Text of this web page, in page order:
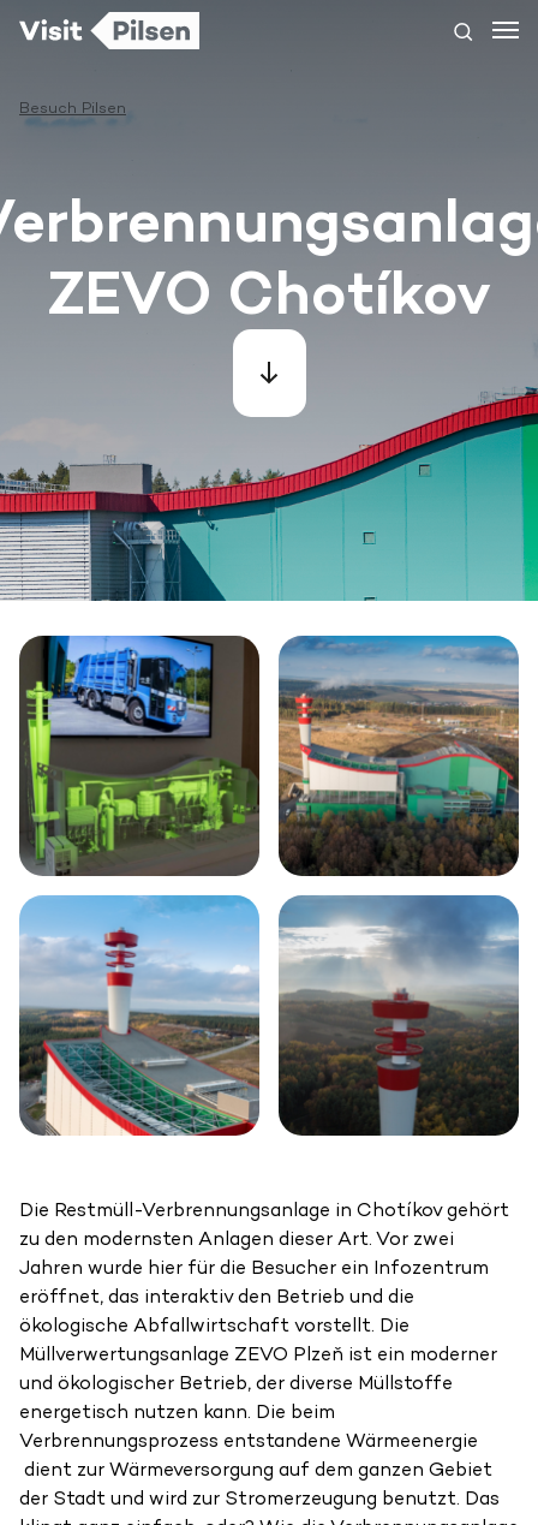
Besuch Pilsen
ZEVO Chotíkov
Die Restmüll-Verbrennungsanlage in Chotíkov gehört
zu den modernsten Anlagen dieser Art. Vor zwei
Jahren wurde hier für die Besucher ein Infozentrum
eröffnet, das interaktiv den Betrieb und die
ökologische Abfallwirtschaft vorstellt. Die
Müllverwertungsanlage ZEVO Plzeň ist ein moderner
und ökologischer Betrieb, der diverse Müllstoffe
energetisch nutzen kann. Die beim
Verbrennungsprozess entstandene Wärmeenergie
dient zur Wärmeversorgung auf dem ganzen Gebiet
der Stadt und wird zur Stromerzeugung benutzt. Das